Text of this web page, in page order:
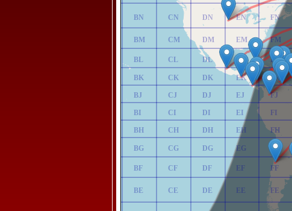
BE
BF
BG
BH
BI
BJ
BK
BL
BM
BN
CE
CF
CG
CH
CI
CJ
CK
CL
CM
CN
DE
DF
DG
DH
DI
DJ
DK
DL
DM
DN
EE
EF
EG
EH
EI
EJ
EK
EL
EM
EN
FE
FF
FG
FH
FI
FJ
FK
FL
FM
FN